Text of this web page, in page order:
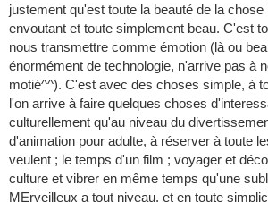
justement qu'est toute la beauté de la chose
envoutant et toute simplement beau. C'est
nous transmettre comme émotion (là ou
énormément de technologie, n'arrive pas à
motié^^). C'est avec des choses simple, à
l'on arrive à faire quelques choses
culturellement qu'au niveau du
d'animation pour adulte, à réserver à toute
veulent ; le temps d'un film ; voyager et
culture et vibrer en même temps qu'une
MErveilleux a tout niveau, et en toute